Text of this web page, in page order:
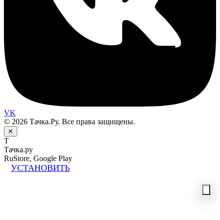
VK
© 2026 Тачка.Ру. Все права защищены.
✕
Т
Тачка.ру
RuStore, Google Play
УСТАНОВИТЬ